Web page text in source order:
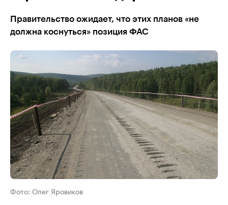
Правительство ожидает, что этих планов «не
должна коснуться» позиция ФАС
Фото: Олег Яровиков